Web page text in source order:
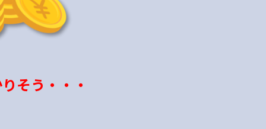
そう・・・